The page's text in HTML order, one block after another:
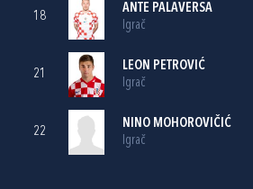
18
ANTE PALAVERSA
Igrač
21
LEON PETROVIĆ
Igrač
22
NINO MOHOROVIČIĆ
Igrač